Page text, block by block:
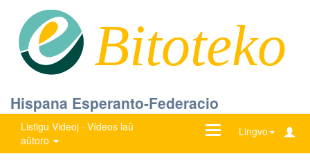
Bitoteko
Hispana Esperanto-Federacio
Listigu Videoj · Vídeos laŭ
aŭtoro
Lingvo
Ŝanĝu